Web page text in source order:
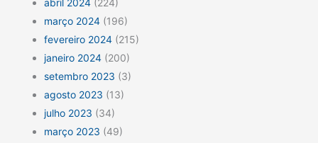
abril 2024 (224)
março 2024 (196)
fevereiro 2024 (215)
janeiro 2024 (200)
setembro 2023 (3)
agosto 2023 (13)
julho 2023 (34)
março 2023 (49)